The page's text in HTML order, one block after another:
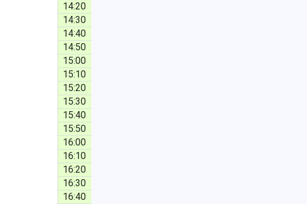
14:20
14:30
14:40
14:50
15:00
15:10
15:20
15:30
15:40
15:50
16:00
16:10
16:20
16:30
16:40